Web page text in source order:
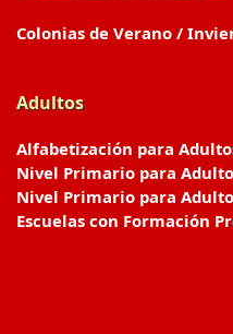
Colonias de Verano /
Adultos
Alfabetización para
Nivel Primario para
Nivel Primario para
Escuelas con Formación